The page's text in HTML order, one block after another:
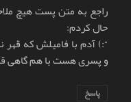
راجع به متن پست هیچ
حال کردم:
“:) آدم با فامیلش که قهر
و پسری هست با هم گاهی
پاسخ